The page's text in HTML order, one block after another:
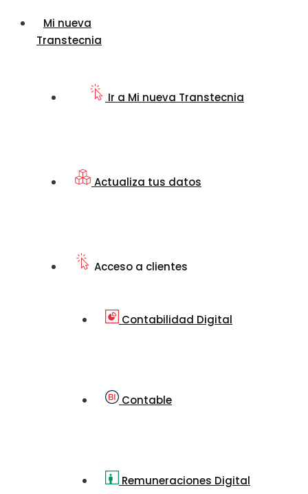
Mi nueva
Transtecnia
Ir a Mi nueva Transtecnia
Actualiza tus datos
Acceso a clientes
Contabilidad Digital
Contable
Remuneraciones Digital